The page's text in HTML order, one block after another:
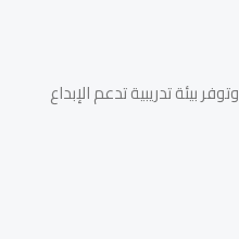
بيئة تدريبية تدعم الإبداع